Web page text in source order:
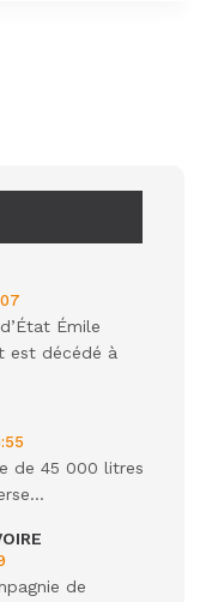
Émile
est décédé à
de 45 000 litres
de